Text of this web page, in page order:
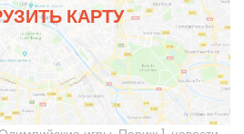
КАРТУ